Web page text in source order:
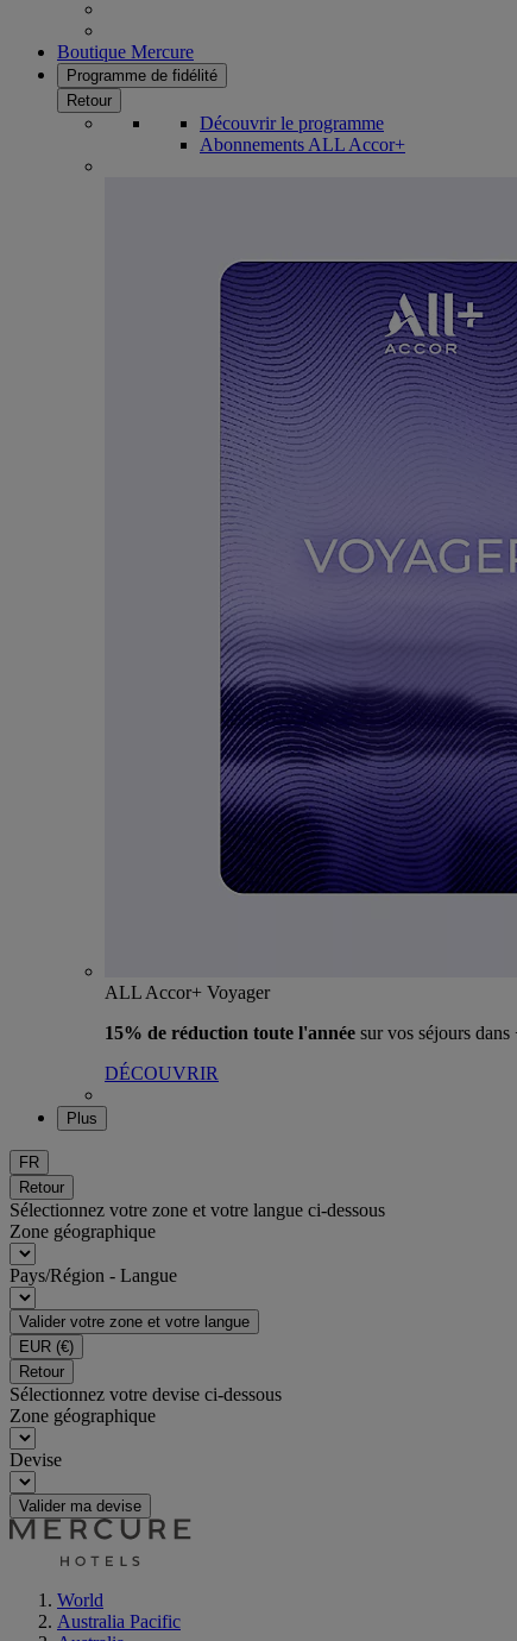
Boutique Mercure
Programme de fidélité
Retour
Découvrir le programme
Abonnements ALL Accor+
ALL Accor+ Voyager
15% de réduction toute l'année sur vos séjours dans
DÉCOUVRIR
Plus
FR
Retour
Sélectionnez votre zone et votre langue ci-dessous
Zone géographique
Pays/Région - Langue
Valider votre zone et votre langue
EUR (€)
Retour
Sélectionnez votre devise ci-dessous
Zone géographique
Devise
Valider ma devise
World
Australia Pacific